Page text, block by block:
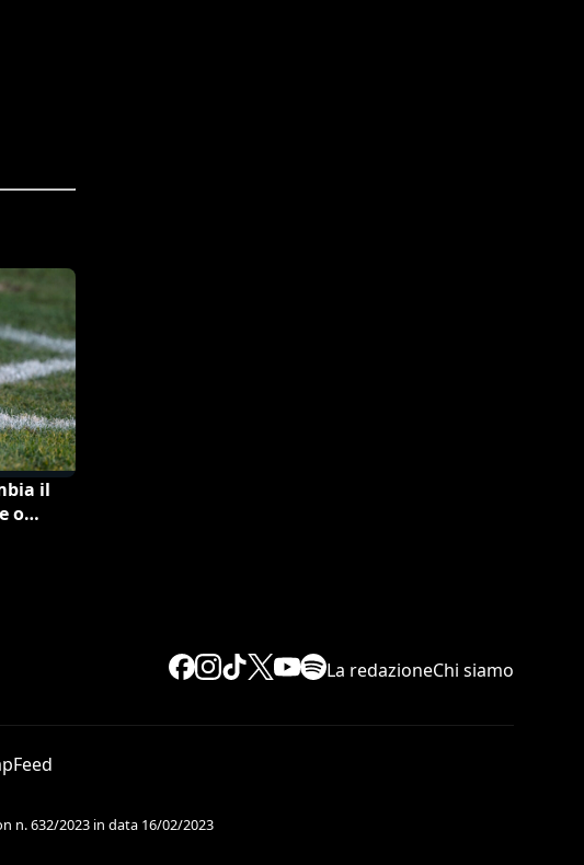
il
o
La redazioneChi siamo
Feed
n. 632/2023 in data 16/02/2023